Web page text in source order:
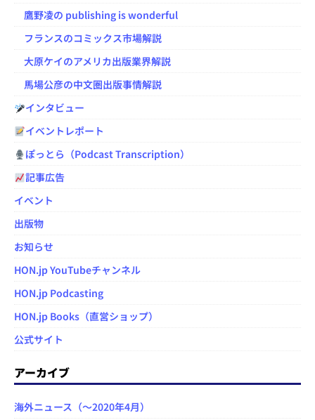
鷹野凌の publishing is wonderful
フランスのコミックス市場解説
大原ケイのアメリカ出版業界解説
馬場公彦の中文圏出版事情解説
インタビュー
イベントレポート
ぽっとら（Podcast Transcription）
記事広告
イベント
出版物
お知らせ
HON.jp YouTubeチャンネル
HON.jp Podcasting
HON.jp Books（直営ショップ）
公式サイト
アーカイブ
海外ニュース（～2020年4月）